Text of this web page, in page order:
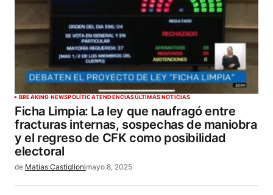
BREAKING NEWSPOLÍTICATENDENCIASÚLTIMAS NOTICIAS
Ficha Limpia: La ley que naufragó entre
fracturas internas, sospechas de maniobra
y el regreso de CFK como posibilidad
electoral
de Matías Castiglionimayo 8, 2025